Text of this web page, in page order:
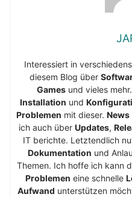
Interessiert in
diesem Blog über
Gamesund vieles
Installation und
Problemen mit dieser. News
ich auch über Updates,
IT berichte. Letztendlich
Dokumentation und
Themen. Ich hoffe ich kann
Problemen eine schnelle
Aufwand unterstützen